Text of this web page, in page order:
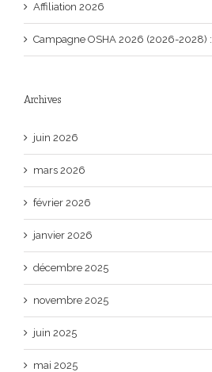
Affiliation 2026
Campagne OSHA 2026 (2026-2028) :
Archives
juin 2026
mars 2026
février 2026
janvier 2026
décembre 2025
novembre 2025
juin 2025
mai 2025